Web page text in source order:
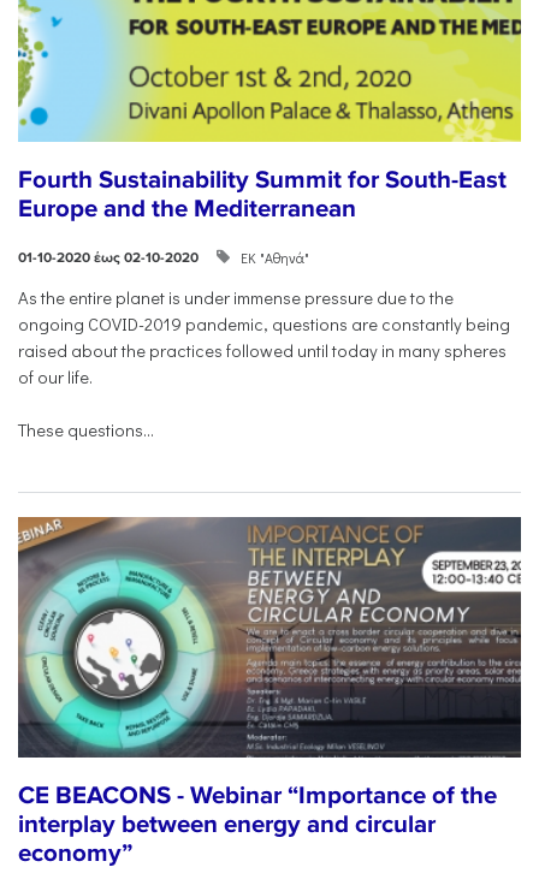
Fourth Sustainability Summit for South-East
Europe and the Mediterranean
01-10-2020 έως 02-10-2020 ΕΚ "Αθηνά"
As the entire planet is under immense pressure due to the
ongoing COVID-2019 pandemic, questions are constantly being
raised about the practices followed until today in many spheres
of our life.
These questions...
CE BEACONS - Webinar “Importance of the
interplay between energy and circular
economy”